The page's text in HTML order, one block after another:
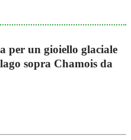
per un gioiello glaciale
sopra Chamois da